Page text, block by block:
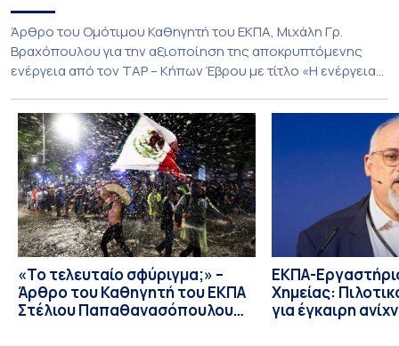
Άρθρο του Ομότιμου Καθηγητή του ΕΚΠΑ, Μιχάλη Γρ.
Βραχόπουλου για την αξιοποίηση της αποκρυπτόμενης
ενέργεια από τον ΤΑΡ – Κήπων Έβρου με τίτλο «Η ενέργεια
ενεργειακό παράδοξο της Αλεξανδρούπολης»
δημοσιεύτηκε στην εφημερίδα Γνώμη του Έβρου. Διαβάσε
το άρθρο
«Το τελευταίο σφύριγμα;» –
Άρθρο του Καθηγητή του ΕΚΠΑ
Στέλιου Παπαθανασόπουλου
ΕΚΠΑ-
Χημείας:
για έγκαιρη